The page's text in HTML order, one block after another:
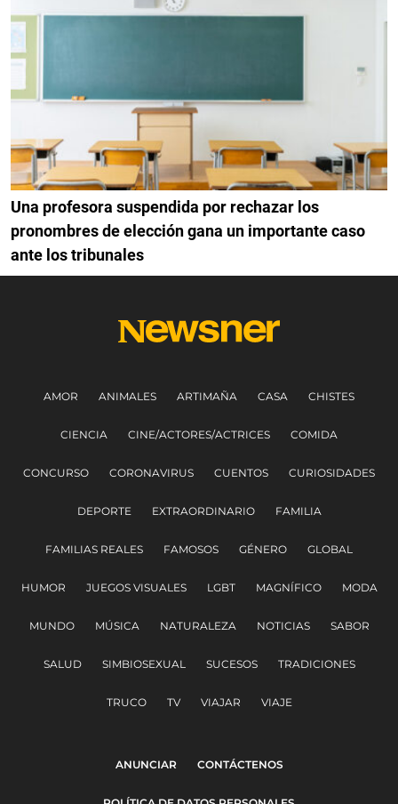
Una profesora suspendida por rechazar los
pronombres de elección gana un importante caso
ante los tribunales
AMOR ANIMALES ARTIMAÑA CASA CHISTES
CIENCIA CINE/ACTORES/ACTRICES COMIDA
CONCURSO CORONAVIRUS CUENTOS CURIOSIDADES
DEPORTE EXTRAORDINARIO FAMILIA
FAMILIAS REALES FAMOSOS GÉNERO GLOBAL
HUMOR JUEGOS VISUALES LGBT MAGNÍFICO MODA
MUNDO MÚSICA NATURALEZA NOTICIAS SABOR
SALUD SIMBIOSEXUAL SUCESOS TRADICIONES
TRUCO TV VIAJAR VIAJE
ANUNCIAR CONTÁCTENOS